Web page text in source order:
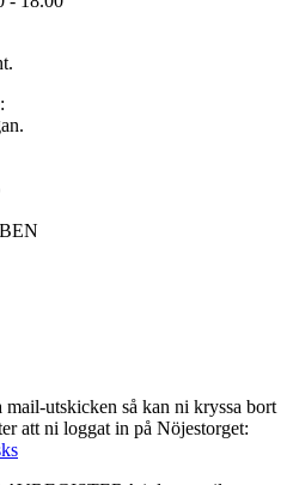
utskicken så kan ni kryssa bort
att ni loggat in på Nöjestorget: